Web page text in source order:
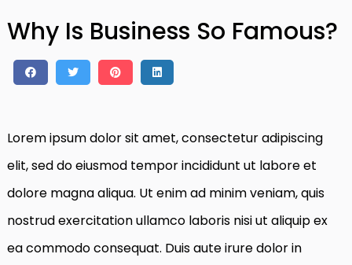
Why Is Business So Famous?
Lorem ipsum dolor sit amet, consectetur adipiscing
elit, sed do eiusmod tempor incididunt ut labore et
dolore magna aliqua. Ut enim ad minim veniam, quis
nostrud exercitation ullamco laboris nisi ut aliquip ex
ea commodo consequat. Duis aute irure dolor in